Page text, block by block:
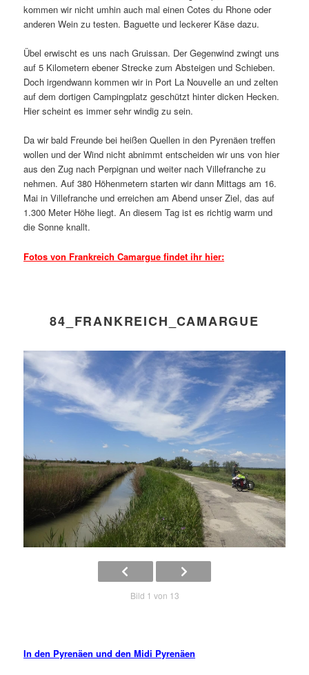
kommen wir nicht umhin auch mal einen Cotes du Rhone oder
anderen Wein zu testen. Baguette und leckerer Käse dazu.
Übel erwischt es uns nach Gruissan. Der Gegenwind zwingt uns
auf 5 Kilometern ebener Strecke zum Absteigen und Schieben.
Doch irgendwann kommen wir in Port La Nouvelle an und zelten
auf dem dortigen Campingplatz geschützt hinter dicken Hecken.
Hier scheint es immer sehr windig zu sein.
Da wir bald Freunde bei heißen Quellen in den Pyrenäen treffen
wollen und der Wind nicht abnimmt entscheiden wir uns von hier
aus den Zug nach Perpignan und weiter nach Villefranche zu
nehmen. Auf 380 Höhenmetern starten wir dann Mittags am 16.
Mai in Villefranche und erreichen am Abend unser Ziel, das auf
1.300 Meter Höhe liegt. An diesem Tag ist es richtig warm und
die Sonne knallt.
Fotos von Frankreich Camargue findet ihr hier:
84_FRANKREICH_CAMARGUE
Bild 1 von 13
In den Pyrenäen und den Midi Pyrenäen